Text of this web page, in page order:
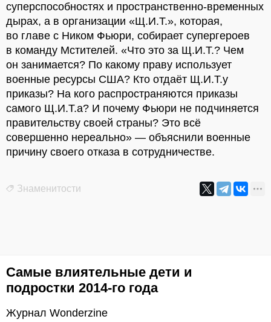
суперспособностях и пространственно-временных
дырах, а в организации «Щ.И.Т.», которая,
во главе с Ником Фьюри, собирает супергероев
в команду Мстителей. «Что это за Щ.И.Т.? Чем
он занимается? По какому праву использует
военные ресурсы США? Кто отдаёт Щ.И.Т.у
приказы? На кого распространяются приказы
самого Щ.И.Т.а? И почему Фьюри не подчиняется
правительству своей страны? Это всё
совершенно нереально» — объяснили военные
причину своего отказа в сотрудничестве.
Знаменитости
Самые влиятельные дети и
подростки 2014-го года
Журнал Wonderzine